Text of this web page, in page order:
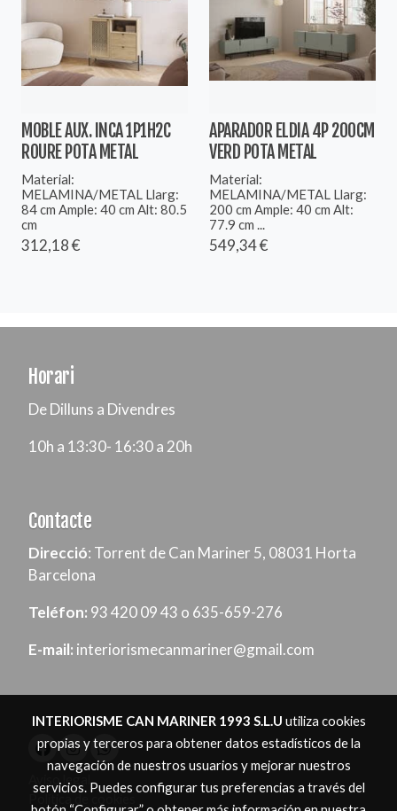
MOBLE AUX. INCA 1P1H2C
ROURE POTA METAL
Material:
MELAMINA/METAL Llarg:
84 cm Ample: 40 cm Alt: 80.5
cm
312,18 €
APARADOR ELDIA 4P 200CM
VERD POTA METAL
Material:
MELAMINA/METAL Llarg:
200 cm Ample: 40 cm Alt:
77.9 cm ...
549,34 €
Horari
De Dilluns a Divendres
10h a 13:30- 16:30 a 20h
Contacte
Direcció: Torrent de Can Mariner 5, 08031 Horta
Barcelona
Teléfon: 93 420 09 43 o 635-659-276
E-mail: interiorismecanmariner@gmail.com
Aviso legal
INTERIORISME CAN MARINER 1993 S.L.U utiliza cookies
propias y terceros para obtener datos estadísticos de la
navegación de nuestros usuarios y mejorar nuestros
servicios. Puedes configurar tus preferencias a través del